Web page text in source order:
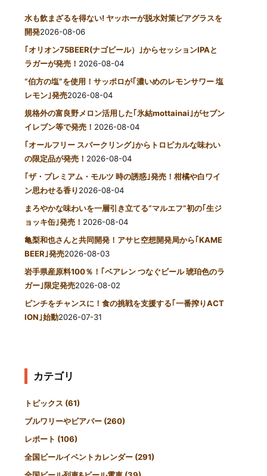
水も飲まざるを得ない! ヤッホーが脱水対策ビアグラスを
開発2026-08-06
｢オリオン75BEER(ナゴビール）｣からセッションIPAと
ラガーが発売！ 2026-08-04
“伯方の塩”を使用！サッポロが｢濃いめのレモンサワー 塩
レモン｣発売2026-08-04
規格外の富良野メロン活用した｢氷結mottainai｣がセブン
イレブン等で発売！ 2026-08-04
｢オールフリー スパークリング｣からトロピカルな味わい
の限定品が発売！ 2026-08-04
｢ザ・プレミアム・モルツ 時の誘惑｣発売！柑橘や白ワイ
ン思わせる香り2026-08-04
まろやかな味わいを一層引き立てる“マルエフ”初の｢生ジ
ョッキ缶｣発売！ 2026-08-04
亀梨和也さんと共同開発！アサヒ空想開発局から｢KAME
BEER｣発売2026-08-03
岩手県産原料100％！｢ベアレン つなぐビール 琥珀色のラ
ガー｣限定発売2026-08-02
ピンチをチャンスに！食の挑戦を支援する｢一番搾りACT
ION｣始動2026-07-31
カテゴリ
トピックス (61)
ブルワリーやビアバー (260)
レポート (106)
全国ビールイベントカレンダー (291)